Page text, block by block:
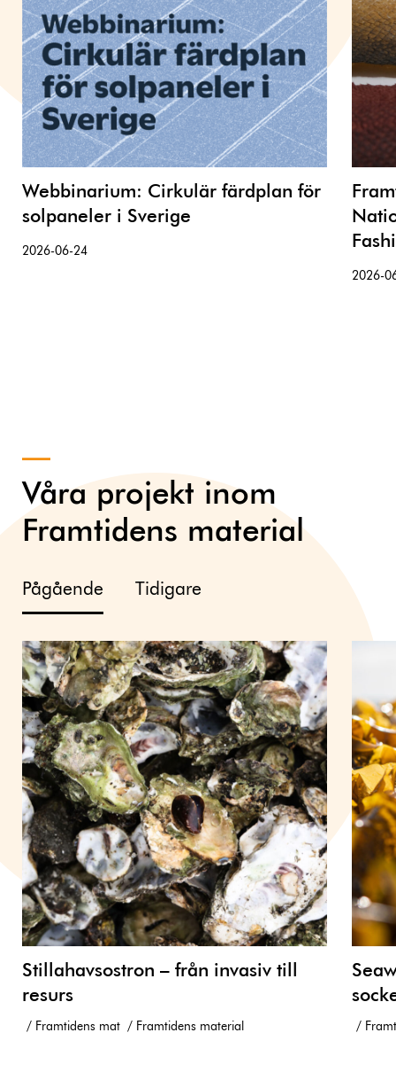
Webbinarium: Cirkulär färdplan för
solpaneler i Sverige
2026-06-24
2026-
Våra projekt inom
Framtidens material
Pågående Tidigare
Stillahavsostron – från invasiv till
resurs
Framtidens mat Framtidens material